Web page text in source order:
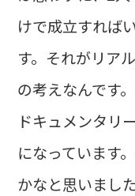
けで成立すれば
す。それがリア
の考えなんです
ドキュメンタリ
になっています
かなと思いました